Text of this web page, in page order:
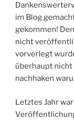
im Blog
gekommen!
nicht
vorverlegt
überhaupt nicht
nachhaken
Letztes Jahr